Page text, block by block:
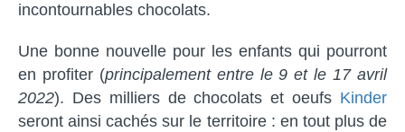
incontournables chocolats.
Une bonne nouvelle pour les enfants qui pourront
en profiter (principalement entre le 9 et le 17 avril
2022). Des milliers de chocolats et oeufs Kinder
seront ainsi cachés sur le territoire : en tout plus de